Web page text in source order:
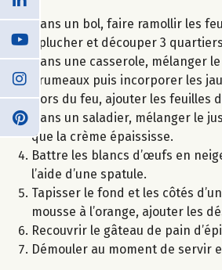
Dans un bol, faire ramollir les
Éplucher et découper 3
Dans une casserole, mélanger
grumeaux puis incorporer les
Hors du feu, ajouter les feuilles
Dans un saladier, mélanger le
que la crème épaississe.
Battre les blancs d’œufs en
l’aide d’une spatule.
Tapisser le fond et les côtés
mousse à l’orange, ajouter les
Recouvrir le gâteau de pain
Démouler au moment de servir